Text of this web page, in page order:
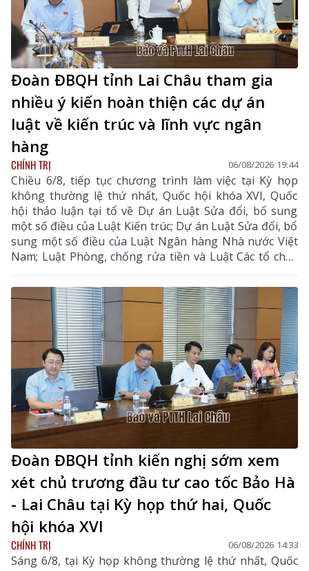
Đoàn ĐBQH tỉnh Lai Châu tham gia
nhiều ý kiến hoàn thiện các dự án
luật về kiến trúc và lĩnh vực ngân
hàng
CHÍNH TRỊ 06/08/2026 19:44
Chiều 6/8, tiếp tục chương trình làm việc tại Kỳ họp
không thường lệ thứ nhất, Quốc hội khóa XVI, Quốc
hội thảo luận tại tổ về Dự án Luật Sửa đổi, bổ sung
một số điều của Luật Kiến trúc; Dự án Luật Sửa đổi, bổ
sung một số điều của Luật Ngân hàng Nhà nước Việt
Nam; Luật Phòng, chống rửa tiền và Luật Các tổ chức
tín dụng; Dự thảo Nghị quyết của Quốc hội về công tác
phòng, chống tội phạm và vi phạm pháp luật, công tác
của Viện kiểm sát nhân dân, Tòa án nhân dân và công
tác thi hành án. Đồng chí Sùng A Hồ - Phó Bí thư Tỉnh
ủy, Trưởng Đoàn ĐBQH tỉnh Lai Châu chủ trì phiên
thảo luận tại tổ.
Đoàn ĐBQH tỉnh kiến nghị sớm xem
xét chủ trương đầu tư cao tốc Bảo Hà
- Lai Châu tại Kỳ họp thứ hai, Quốc
hội khóa XVI
CHÍNH TRỊ 06/08/2026 14:33
Sáng 6/8, tại Kỳ họp không thường lệ thứ nhất, Quốc